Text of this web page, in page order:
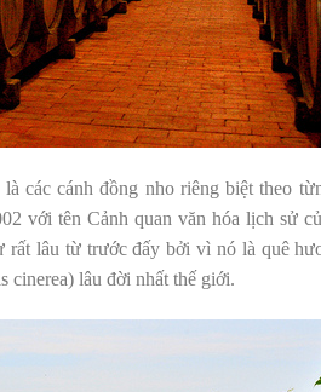
các cánh đồng nho riêng biệt theo
với tên Cảnh quan văn hóa lịch sử
lâu từ trước đấy bởi vì nó là quê
cinerea) lâu đời nhất thế giới.